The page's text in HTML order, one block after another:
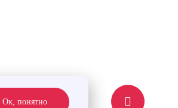
Ок, понятно